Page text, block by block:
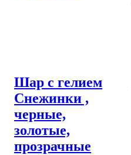
Шар с гелием
Снежинки ,
черные,
золотые,
прозрачные